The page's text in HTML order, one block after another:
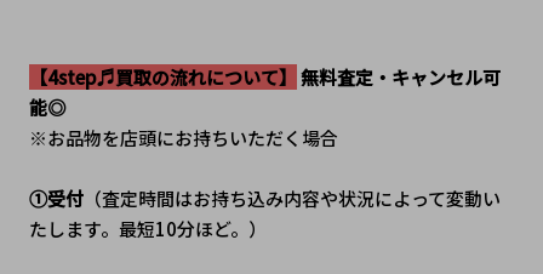
【4step♬買取の流れについて】 無料査定・キャンセル可
能◎
※お品物を店頭にお持ちいただく場合
①受付（査定時間はお持ち込み内容や状況によって変動い
たします。最短10分ほど。）